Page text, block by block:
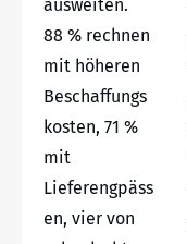
ausweiten.
88 % rechnen
mit höheren
Beschaffungs
kosten, 71 %
mit
Lieferengpäss
en, vier von